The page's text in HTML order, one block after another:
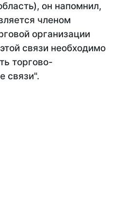
он напомнил,
членом
организации
связи необходимо
торгово-
связи".